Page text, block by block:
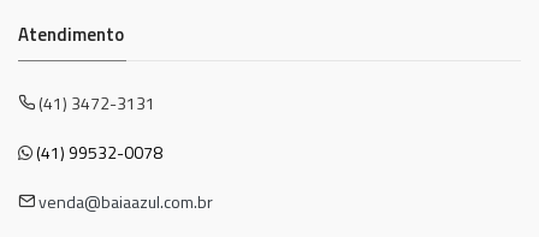
Atendimento
(41) 3472-3131
(41) 99532-0078
venda@baiaazul.com.br